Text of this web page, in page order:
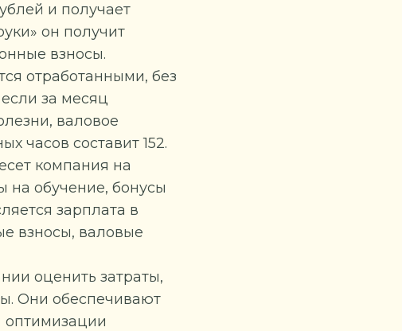
и получает
он получит
взносы.
отработанными, без
за месяц
валовое
часов составит 152.
компания на
на обучение, бонусы
зарплата в
взносы, валовые
оценить затраты,
Они обеспечивают
оптимизации